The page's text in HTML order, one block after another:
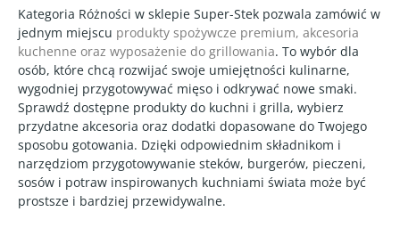
Kategoria Różności w sklepie Super-Stek pozwala zamówić w
jednym miejscu produkty spożywcze premium, akcesoria
kuchenne oraz wyposażenie do grillowania. To wybór dla
osób, które chcą rozwijać swoje umiejętności kulinarne,
wygodniej przygotowywać mięso i odkrywać nowe smaki.
Sprawdź dostępne produkty do kuchni i grilla, wybierz
przydatne akcesoria oraz dodatki dopasowane do Twojego
sposobu gotowania. Dzięki odpowiednim składnikom i
narzędziom przygotowywanie steków, burgerów, pieczeni,
sosów i potraw inspirowanych kuchniami świata może być
prostsze i bardziej przewidywalne.